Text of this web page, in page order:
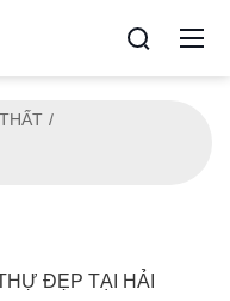
ĐẸP TẠI HẢI